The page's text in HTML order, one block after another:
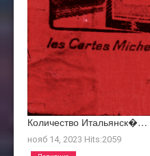
Количество Итальянск�…
нояб 14, 2023 Hits:2059